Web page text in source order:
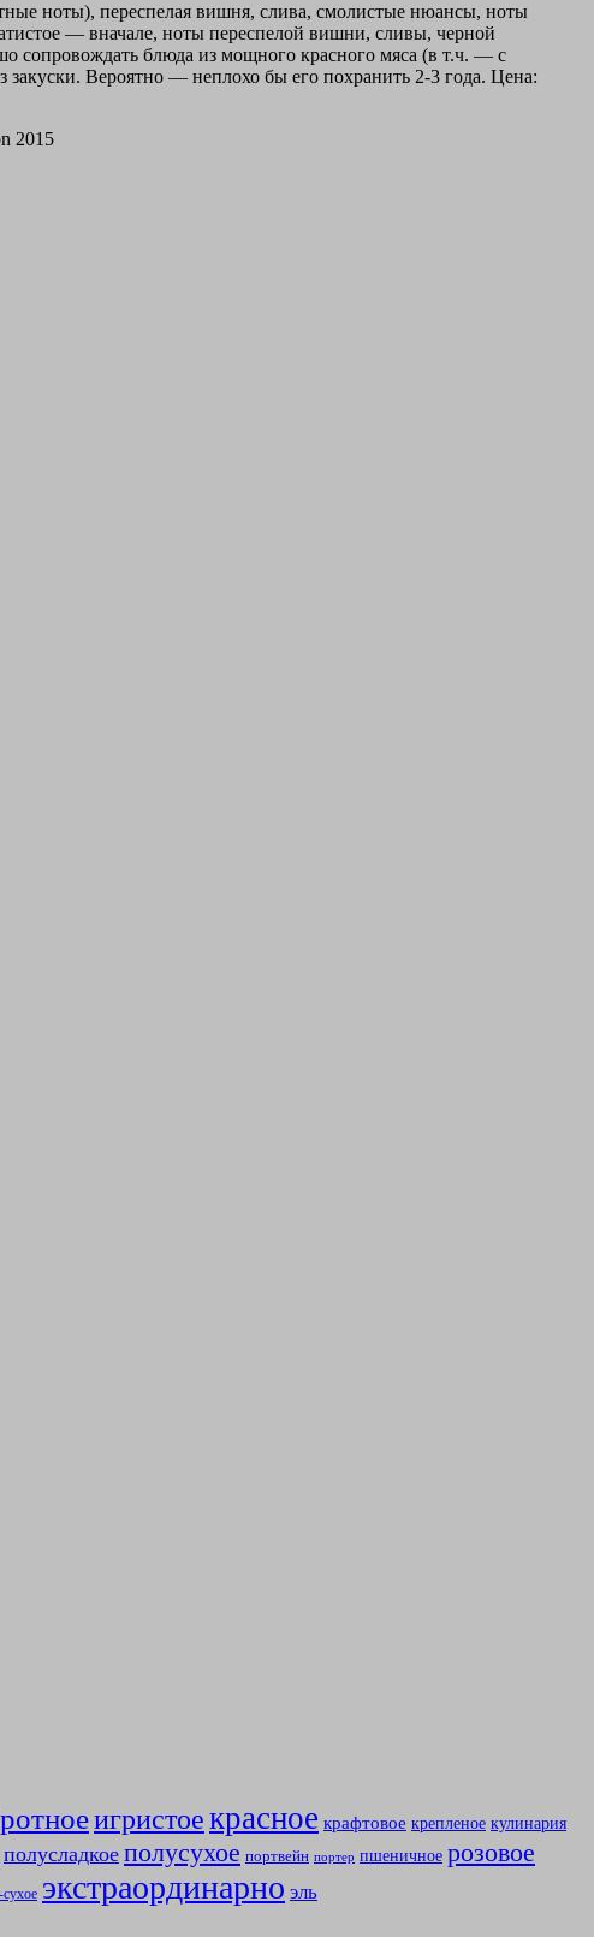
ноты), переспелая вишня, слива, смолистые нюансы, ноты
— вначале, ноты переспелой вишни, сливы, черной
сопровождать блюда из мощного красного мяса (в т.ч. — с
Вероятно — неплохо бы его похранить 2-3 года. Цена:
игристоекрасное крафтовое крепленое кулинария
полусладкое полусухое портвейн портер пшеничное розовое
сухое экстраординарно эль